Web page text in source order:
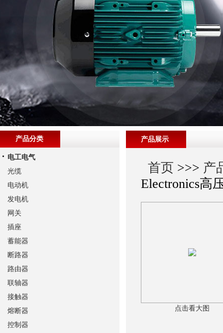
产品展示
首页 >>> 产
Electronics高
点击看大图
产品分类
电工电气
光缆
电动机
发电机
网关
插座
蓄能器
断路器
路由器
联轴器
接触器
熔断器
控制器